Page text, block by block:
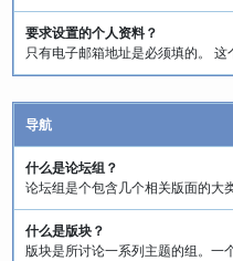
要求设置的个人资料？
只有电子邮箱地址是必须填的。
导航
什么是论坛组？
论坛组是个包含几个相关版面的大
什么是版块？
版块是所讨论一系列主题的组。一